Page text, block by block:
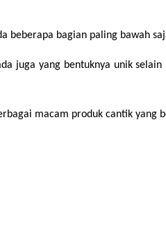
bagian paling bawah
juga yang bentuknya unik
macam produk cantik yang